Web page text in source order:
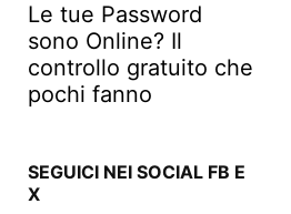
Le tue Password
sono Online? Il
controllo gratuito che
pochi fanno
SEGUICI NEI SOCIAL FB E
X